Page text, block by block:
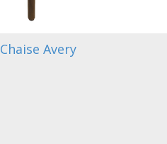
Chaise Avery